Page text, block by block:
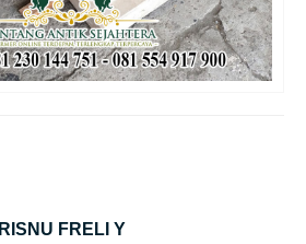
RISNU FRELI Y